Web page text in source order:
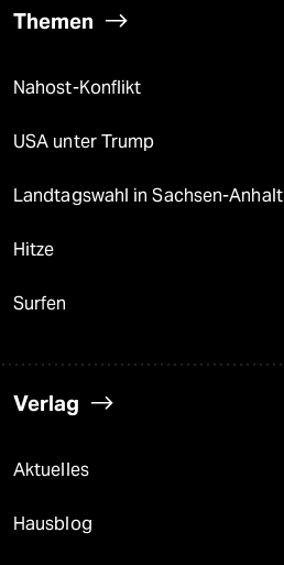
Themen
Nahost-Konflikt
USA unter Trump
Landtagswahl in Sachsen-Anhalt
Hitze
Surfen
Verlag
Aktuelles
Hausblog